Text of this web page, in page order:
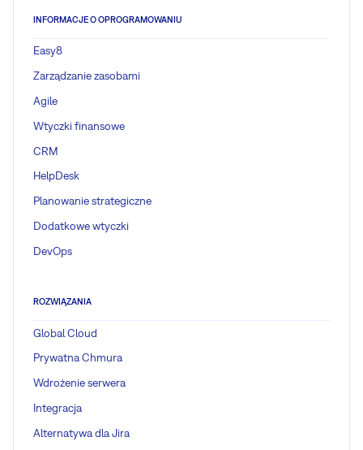
INFORMACJE O OPROGRAMOWANIU
Easy8
Zarządzanie zasobami
Agile
Wtyczki finansowe
CRM
HelpDesk
Planowanie strategiczne
Dodatkowe wtyczki
DevOps
ROZWIĄZANIA
Global Cloud
Prywatna Chmura
Wdrożenie serwera
Integracja
Alternatywa dla Jira